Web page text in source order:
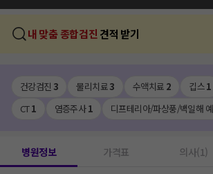
내 맞춤 종합검진 견적 받기
건강검진 3 물리치료3 수액치료 2 깁스1
CT1 염증주사1 디프테리아/파상풍/백일해
병원정보 가격표 의사(1)